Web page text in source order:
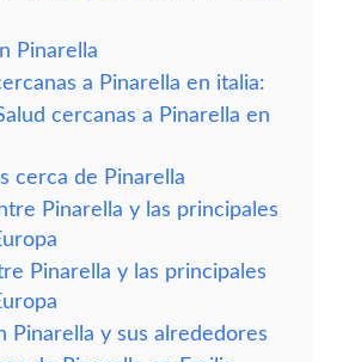
Pinarella
a Pinarella en italia:
cercanas a Pinarella en
cerca de Pinarella
Pinarella y las principales
Pinarella y las principales
Pinarella y sus alrededores